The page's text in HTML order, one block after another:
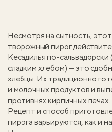
Несмотря на сытность,
творожный пирог
Кесадилья по-сальвадорски
сладким хлебом) — это
хлебцы. Их традиционно
и молочных продуктов и
противнях кирпичных печах.
Рецепт и способ
пирога варьируются, как и